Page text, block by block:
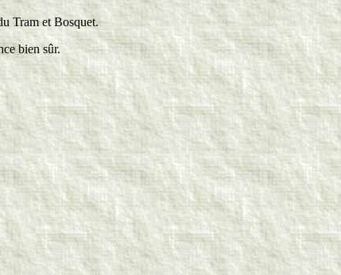
Tram et Bosquet.
bien sûr.